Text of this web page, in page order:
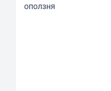
оползня